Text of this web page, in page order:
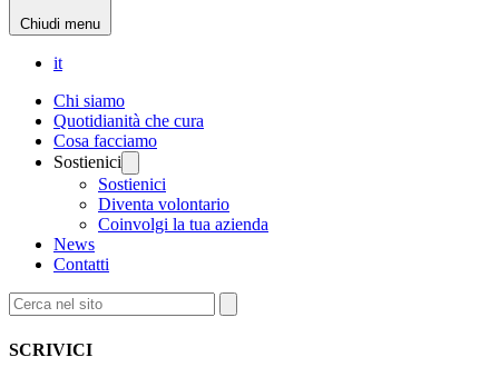
Chiudi menu
it
Chi siamo
Quotidianità che cura
Cosa facciamo
Sostienici
Sostienici
Diventa volontario
Coinvolgi la tua azienda
News
Contatti
SCRIVICI